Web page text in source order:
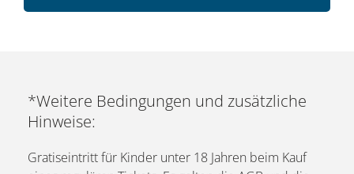
*Weitere Bedingungen und zusätzliche
Hinweise:
Gratiseintritt für Kinder unter 18 Jahren beim Kauf